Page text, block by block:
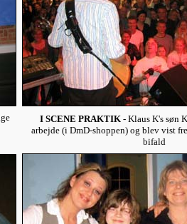
I SCENE PRAKTIK - Klaus K's søn
arbejde (i DmD-shoppen) og blev vist
bifald